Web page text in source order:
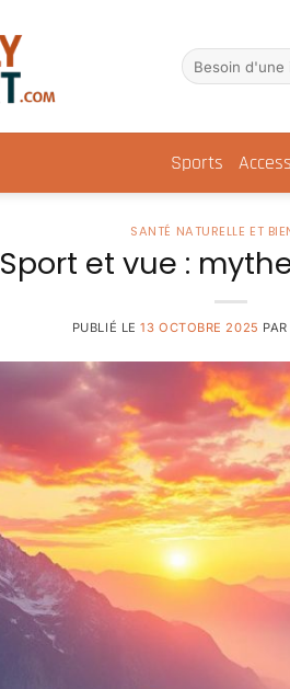
Sports
SANTÉ NATURELLE ET
Sport et vue :
PUBLIÉ LE13 OCTOBRE 2025 PAR